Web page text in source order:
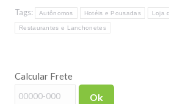
quantidade
Tags:
Autônomos Hotéis e Pousadas Loja
Restaurantes e Lanchonetes
Calcular Frete
Ok